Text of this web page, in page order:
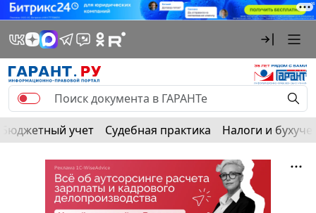
Бюджетный учет Судебная практика Налоги и